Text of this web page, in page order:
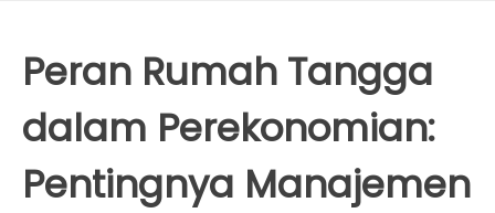
Peran Rumah Tangga
dalam Perekonomian:
Pentingnya Manajemen